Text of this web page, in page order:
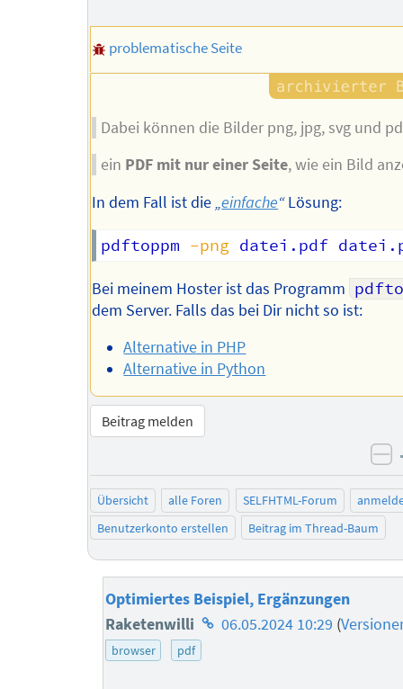
problematische Seite
Dabei können die Bilder png, jpg, svg und
ein PDF mit nur einer Seite, wie ein Bild
In dem Fall ist die„einfache“Lösung:
pdftoppm -png
Bei meinem Hoster ist das Programm
dem Server. Falls das bei Dir nicht so ist:
Alternative in PHP
Alternative in Python
Beitrag melden
Übersicht alle Foren SELFHTML-Forum
Benutzerkonto erstellen
Beitrag im Thread-Baum
Optimiertes Beispiel, Ergänzungen
Raketenwilli Homepage
des
06.05.2024 10:29 (
browser pdf